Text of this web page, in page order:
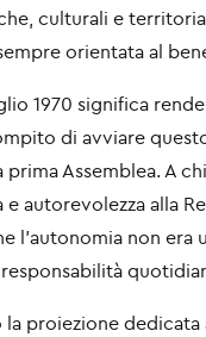
culturali e
orientata al
1970 significa
di avviare
Assemblea. A
e autorevolezza alla
l’autonomia non era
proiezione dedicata